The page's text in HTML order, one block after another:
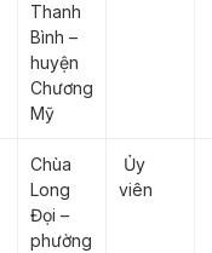
Thanh
Bình –
huyện
Chương
Mỹ
Chùa
Long
Đọi –
phường
Ủy
viên